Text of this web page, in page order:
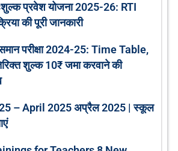
प्रवेश योजना 2025-26: RTI
की पूरी जानकारी
परीक्षा 2024-25: Time Table,
शुल्क 10₹ जमा करवाने की
– April 2025 अप्रैल 2025 | स्कूल